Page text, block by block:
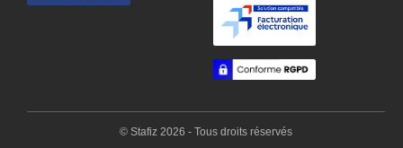
© Stafiz 2026 - Tous droits réservés